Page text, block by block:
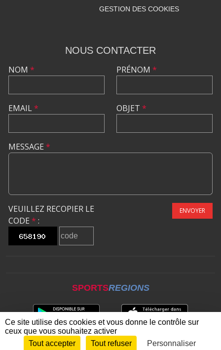
GESTION DES COOKIES
NOUS CONTACTER
NOM *
EMAIL*
PRÉNOM *
OBJET *
MESSAGE *
VEUILLEZ RECOPIER LE
CODE * :
ENVOYER
SPORTSREGIONS
Envie de participer ? CONNEXION
Ce site utilise des cookies et vous donne le contrôle sur
ceux que vous souhaitez activer
Tout accepter
Tout refuser Personnaliser